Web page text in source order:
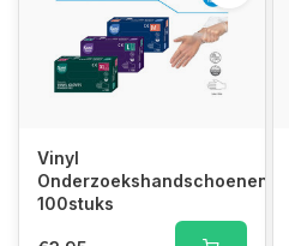
Vinyl
Onderzoekshandschoenen
100stuks